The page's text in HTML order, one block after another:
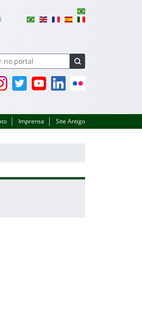
Twitter YouTubeLinkedin
Imprensa Site Antigo